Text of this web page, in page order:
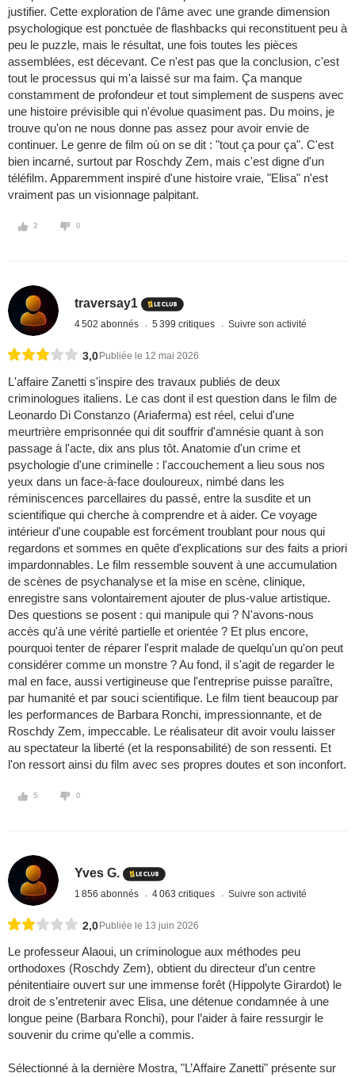
justifier. Cette exploration de l'âme avec une grande dimension
psychologique est ponctuée de flashbacks qui reconstituent peu à
peu le puzzle, mais le résultat, une fois toutes les pièces
assemblées, est décevant. Ce n'est pas que la conclusion, c'est
tout le processus qui m'a laissé sur ma faim. Ça manque
constamment de profondeur et tout simplement de suspens avec
une histoire prévisible qui n'évolue quasiment pas. Du moins, je
trouve qu'on ne nous donne pas assez pour avoir envie de
continuer. Le genre de film où on se dit : "tout ça pour ça". C'est
bien incarné, surtout par Roschdy Zem, mais c'est digne d'un
téléfilm. Apparemment inspiré d'une histoire vraie, "Elisa" n'est
vraiment pas un visionnage palpitant.
2 0
traversay1
4 502 abonnés 5 399 critiques Suivre son activité
3,0 Publiée le 12 mai 2026
L'affaire Zanetti s'inspire des travaux publiés de deux
criminologues italiens. Le cas dont il est question dans le film de
Leonardo Di Constanzo (Ariaferma) est réel, celui d'une
meurtrière emprisonnée qui dit souffrir d'amnésie quant à son
passage à l'acte, dix ans plus tôt. Anatomie d'un crime et
psychologie d'une criminelle : l'accouchement a lieu sous nos
yeux dans un face-à-face douloureux, nimbé dans les
réminiscences parcellaires du passé, entre la susdite et un
scientifique qui cherche à comprendre et à aider. Ce voyage
intérieur d'une coupable est forcément troublant pour nous qui
regardons et sommes en quête d'explications sur des faits a priori
impardonnables. Le film ressemble souvent à une accumulation
de scènes de psychanalyse et la mise en scène, clinique,
enregistre sans volontairement ajouter de plus-value artistique.
Des questions se posent : qui manipule qui ? N'avons-nous
accès qu'à une vérité partielle et orientée ? Et plus encore,
pourquoi tenter de réparer l'esprit malade de quelqu'un qu'on peut
considérer comme un monstre ? Au fond, il s'agit de regarder le
mal en face, aussi vertigineuse que l'entreprise puisse paraître,
par humanité et par souci scientifique. Le film tient beaucoup par
les performances de Barbara Ronchi, impressionnante, et de
Roschdy Zem, impeccable. Le réalisateur dit avoir voulu laisser
au spectateur la liberté (et la responsabilité) de son ressenti. Et
l'on ressort ainsi du film avec ses propres doutes et son inconfort.
5 0
Yves G.
1 856 abonnés 4 063 critiques Suivre son activité
2,0 Publiée le 13 juin 2026
Le professeur Alaoui, un criminologue aux méthodes peu
orthodoxes (Roschdy Zem), obtient du directeur d’un centre
pénitentiaire ouvert sur une immense forêt (Hippolyte Girardot) le
droit de s’entretenir avec Elisa, une détenue condamnée à une
longue peine (Barbara Ronchi), pour l’aider à faire ressurgir le
souvenir du crime qu’elle a commis.
Sélectionné à la dernière Mostra, "L’Affaire Zanetti" présente sur